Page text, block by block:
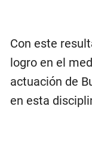
Con este
logro en el
actuación de
en esta